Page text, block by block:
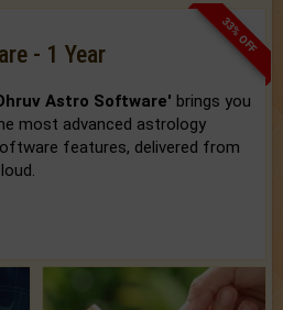
33% OFF
- 1 Year
Astro Software' brings you
most advanced astrology
features, delivered from